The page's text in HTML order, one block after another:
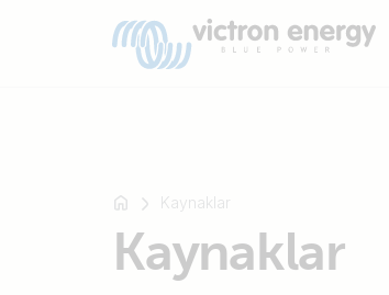
Kaynaklar
Kaynaklar